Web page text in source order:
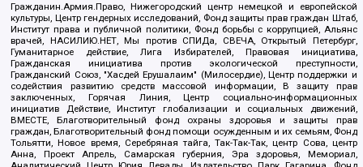
Гражданин.Армия.Право, Нижегородский центр немецкой и европейской
культуры, Центр гендерных исследований, Фонд защиты прав граждан Штаб,
Институт права и публичной политики, Фонд борьбы с коррупцией, Альянс
врачей, НАСИЛИЮ.НЕТ, Мы против СПИДа, СВЕЧА, Открытый Петербург,
Гуманитарное действие, Лига Избирателей, Правовая инициатива,
Гражданская инициатива против экологической преступности,
Гражданский Союз, "Хасдей Ерушалаим" (Милосердие), Центр поддержки и
содействия развитию средств массовой информации, В защиту прав
заключенных, Горячая Линия, Центр социально-информационных
инициатив Действие, Институт глобализации и социальных движений,
ВМЕСТЕ, Благотворительный фонд охраны здоровья и защиты прав
граждан, Благотворительный фонд помощи осужденным и их семьям, Фонд
Тольятти, Новое время, Серебряная тайга, Так-Так-Так, центр Сова, центр
Анна, Проект Апрель, Самарская губерния, Эра здоровья, Мемориал,